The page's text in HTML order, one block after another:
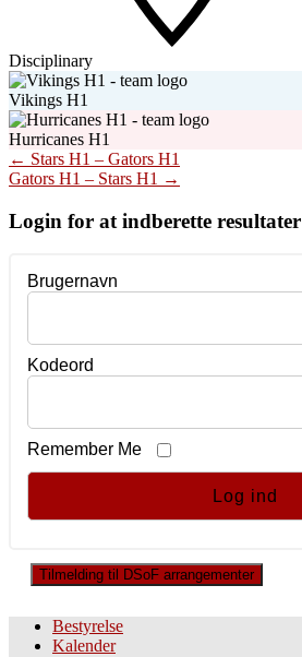
Disciplinary
Vikings H1
Hurricanes H1
Post
navigation
← Stars H1 – Gators H1
Gators H1 – Stars H1 →
Login for at indberette resultater
Brugernavn
Kodeord
Remember Me
Tilmelding til DSoF arrangementer
Bestyrelse
Kalender